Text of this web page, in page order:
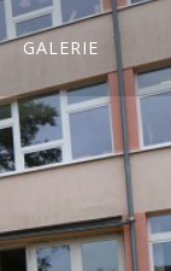
GALERIE